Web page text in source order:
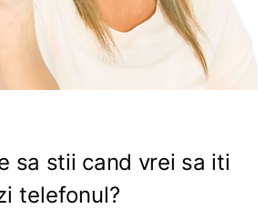
sa stii cand vrei sa iti
telefonul?